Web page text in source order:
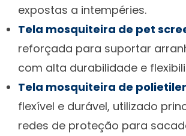
expostas a intempéries.
Tela mosquiteira de pet
reforçada para suportar
com alta durabilidade e
Tela mosquiteira de
flexível e durável, utilizado
redes de proteção para